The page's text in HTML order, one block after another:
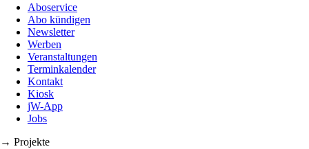
Aboservice
Abo kündigen
Newsletter
Werben
Veranstaltungen
Terminkalender
Kontakt
Kiosk
jW-App
Jobs
→ Projekte